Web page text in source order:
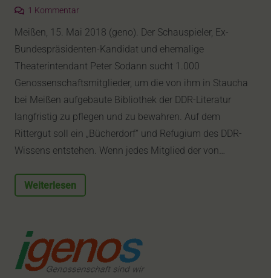
1 Kommentar
Meißen, 15. Mai 2018 (geno). Der Schauspieler, Ex-
Bundespräsidenten-Kandidat und ehemalige
Theaterintendant Peter Sodann sucht 1.000
Genossenschaftsmitglieder, um die von ihm in Staucha
bei Meißen aufgebaute Bibliothek der DDR-Literatur
langfristig zu pflegen und zu bewahren. Auf dem
Rittergut soll ein „Bücherdorf“ und Refugium des DDR-
Wissens entstehen. Wenn jedes Mitglied der von…
Weiterlesen